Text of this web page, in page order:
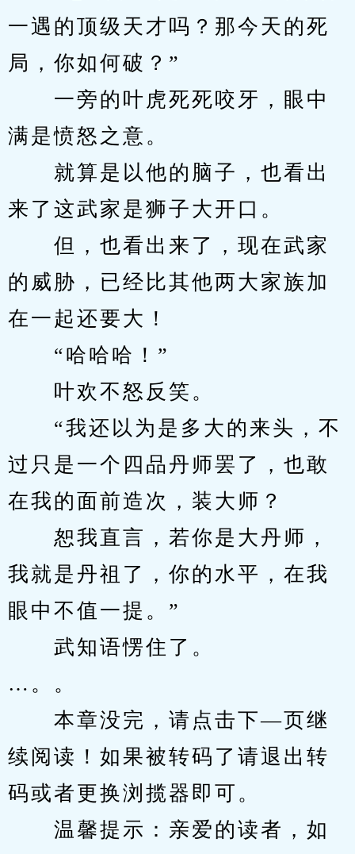
一遇的顶级天才吗？那今天的死
局，你如何破？”
一旁的叶虎死死咬牙，眼中
满是愤怒之意。
就算是以他的脑子，也看出
来了这武家是狮子大开口。
但，也看出来了，现在武家
的威胁，已经比其他两大家族加
在一起还要大！
“哈哈哈！”
叶欢不怒反笑。
“我还以为是多大的来头，不
过只是一个四品丹师罢了，也敢
在我的面前造次，装大师？
恕我直言，若你是大丹师，
我就是丹祖了，你的水平，在我
眼中不值一提。”
武知语愣住了。
…。。
本章没完，请点击下—页继
续阅读！如果被转码了请退出转
码或者更换浏揽器即可。
温馨提示：亲爱的读者，如